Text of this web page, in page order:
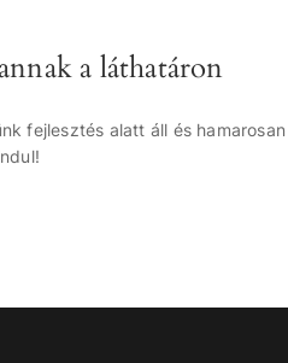
a láthatáron
fejlesztés alatt áll és hamarosan